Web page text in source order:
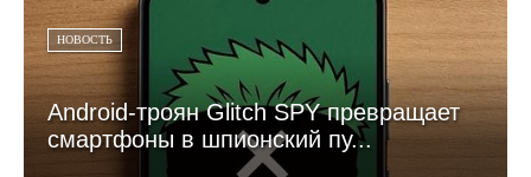
НОВОСТЬ
Android-троян Glitch SPY превращает
смартфоны в шпионский пу...